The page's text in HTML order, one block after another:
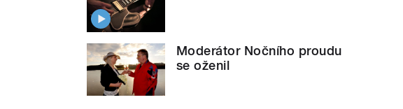
Moderátor Nočního proudu
se oženil